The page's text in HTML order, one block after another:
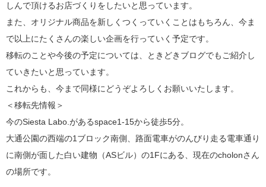
しんで頂けるお店づくりをしたいと思っています。
また、オリジナル商品を新しくつくっていくことはもちろん、今ま
で以上にたくさんの楽しい企画を行っていく予定です。
移転のことや今後の予定については、ときどきブログでもご紹介し
ていきたいと思っています。
これからも、今まで同様にどうぞよろしくお願いいたします。
＜移転先情報＞
今のSiesta Labo.があるspace1-15から徒歩5分。
大通公園の西端の1ブロック南側、路面電車がのんびり走る電車通り
に南側が面した白い建物（ASビル）の1Fにある、現在のcholonさん
の場所です。